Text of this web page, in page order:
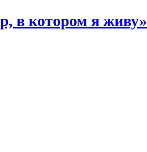
в котором я живу»